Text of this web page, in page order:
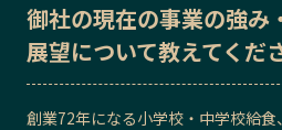
御社の現在の事業の強み
展望について教えてくだ
創業72年になる小学校・中学校給